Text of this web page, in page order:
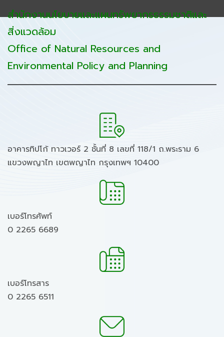
สำนักงานนโยบายและแผนทรัพยากรธรรมชาติและ
สิ่งแวดล้อม
Office of Natural Resources and
Environmental Policy and Planning
อาคารทิปโก้ ทาวเวอร์ 2 ชั้นที่ 8 เลขที่ 118/1 ถ.พระราม 6
แขวงพญาไท เขตพญาไท กรุงเทพฯ 10400
เบอร์โทรศัพท์
0 2265 6689
เบอร์โทรสาร
0 2265 6511